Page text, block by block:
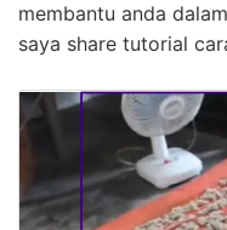
membantu anda
saya share tutorial